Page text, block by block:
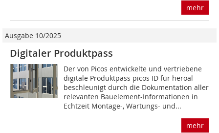
mehr
Ausgabe 10/2025
Digitaler Produktpass
Der von Picos entwickelte und vertriebene
digitale Produktpass picos ID für heroal
beschleunigt durch die Dokumentation aller
relevanten Bau­element-Informationen in
Echtzeit Montage-, Wartungs- und...
mehr